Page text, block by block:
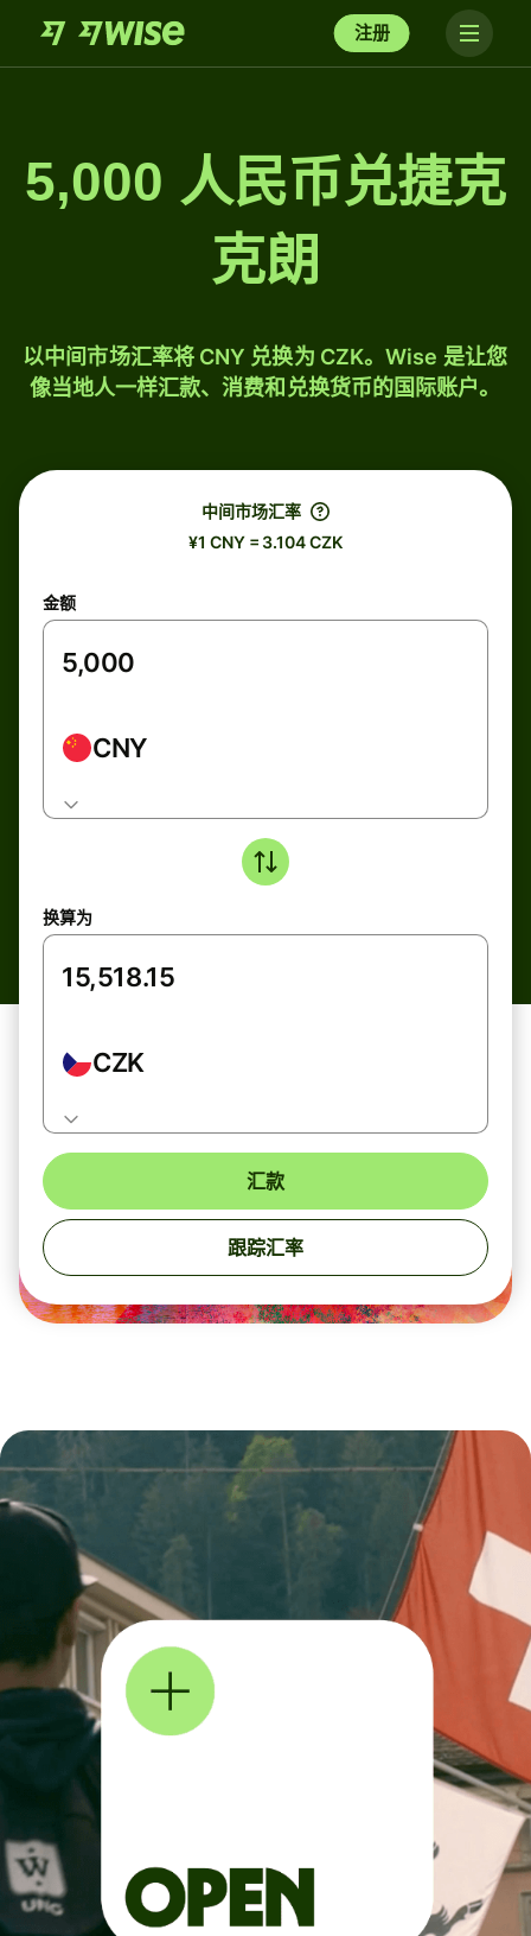
注册
5,000 人民币兑捷克
克朗
以中间市场汇率将 CNY 兑换为 CZK。Wise 是让您
像当地人一样汇款、消费和兑换货币的国际账户。
中间市场汇率
¥1 CNY = 3.104 CZK
金额
CNY
换算为
CZK
汇款
跟踪汇率